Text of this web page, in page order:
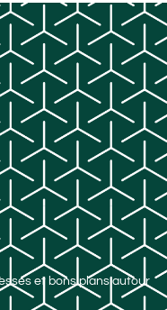
et bons plans autour